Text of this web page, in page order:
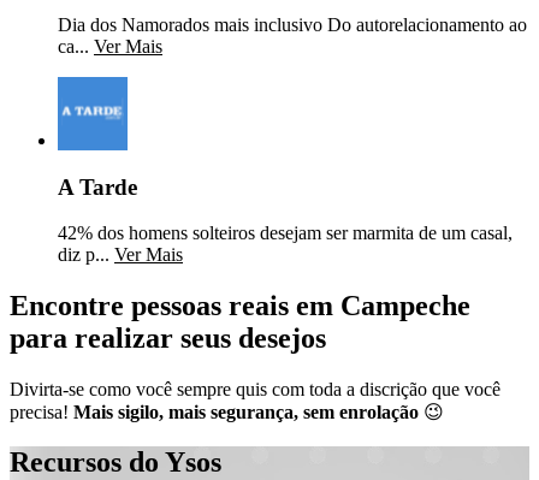
Dia dos Namorados mais inclusivo Do autorelacionamento ao
ca... Ver Mais
A Tarde
42% dos homens solteiros desejam ser marmita de um casal,
diz p... Ver Mais
Encontre pessoas reais em Campeche
para realizar seus desejos
Divirta-se como você sempre quis com toda a discrição que você
precisa! Mais sigilo, mais segurança, sem enrolação 😉
Recursos do Ysos